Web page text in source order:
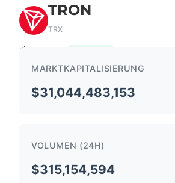
TRON
TRX
$0.33
MARKTKAPITALISIERUNG
$31,044,483,153
VOLUMEN (24H)
$315,154,594